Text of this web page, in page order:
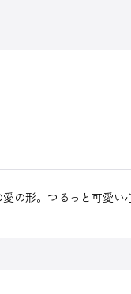
の形。つるっと可愛い